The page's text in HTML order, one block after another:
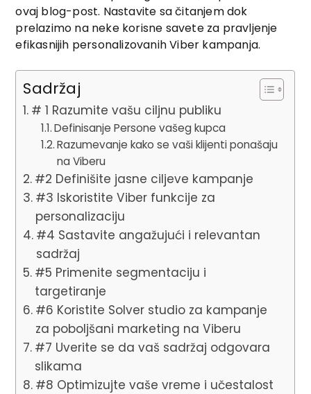
ovaj blog-post. Nastavite sa čitanjem dok
prelazimo na neke korisne savete za pravljenje
efikasnijih personalizovanih Viber kampanja.
Sadržaj
# 1 Razumite vašu ciljnu publiku
Definisanje Persone vašeg kupca
Razumevanje kako se vaši klijenti ponašaju
na Viberu
#2 Definišite jasne ciljeve kampanje
#3 Iskoristite Viber funkcije za
personalizaciju
#4 Sastavite angažujući i relevantan
sadržaj
#5 Primenite segmentaciju i
targetiranje
#6 Koristite Solver studio za kampanje
za poboljšani marketing na Viberu
#7 Uverite se da vaš sadržaj odgovara
slikama
#8 Optimizujte vaše vreme i učestalost